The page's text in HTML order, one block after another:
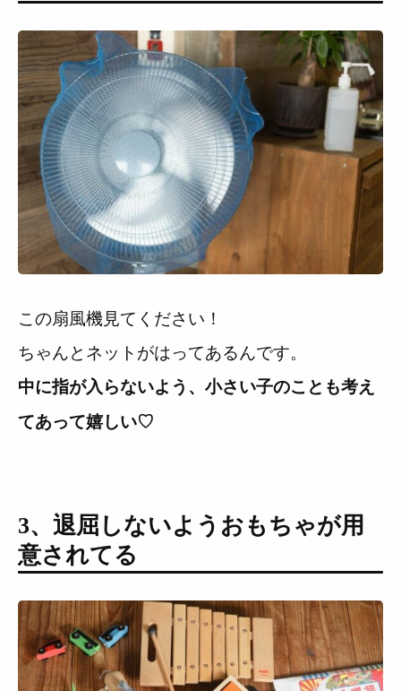
この扇風機見てください！
ちゃんとネットがはってあるんです。
中に指が入らないよう、小さい子のことも考え
てあって嬉しい♡
3、退屈しないようおもちゃが用
意されてる